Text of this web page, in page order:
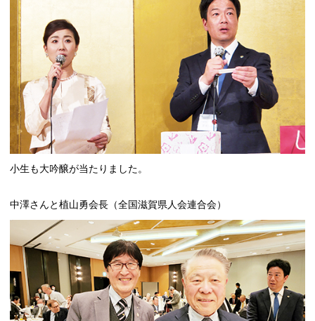
小生も大吟醸が当たりました。
中澤さんと植山勇会長（全国滋賀県人会連合会）